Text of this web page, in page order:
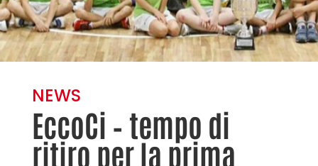
NEWS
EccoCi – tempo di
ritiro per la prima